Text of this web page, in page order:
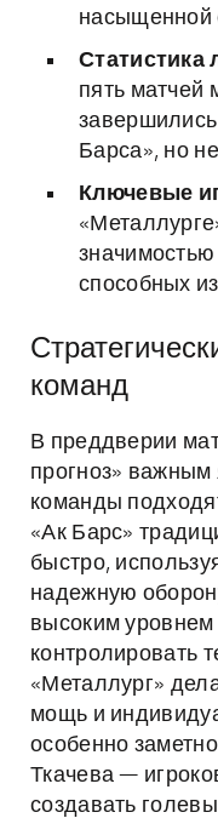
насыщенной
Статистика
пять матчей
Барса», но
Ключевые
значимостью
способных
команд
В преддверии
прогноз» важным
команды
«Ак Барс»
быстро,
надежную
высоким
контролировать
«Металлург»
мощь и
особенно
Ткачева —
создавать